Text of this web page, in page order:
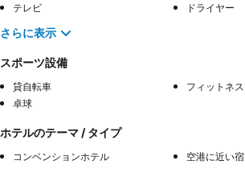
テレビ
ドライヤー
さらに表示
スポーツ設備
貸自転車
フィットネス
卓球
ホテルのテーマ / タイプ
コンベンションホテル 空港に近い宿